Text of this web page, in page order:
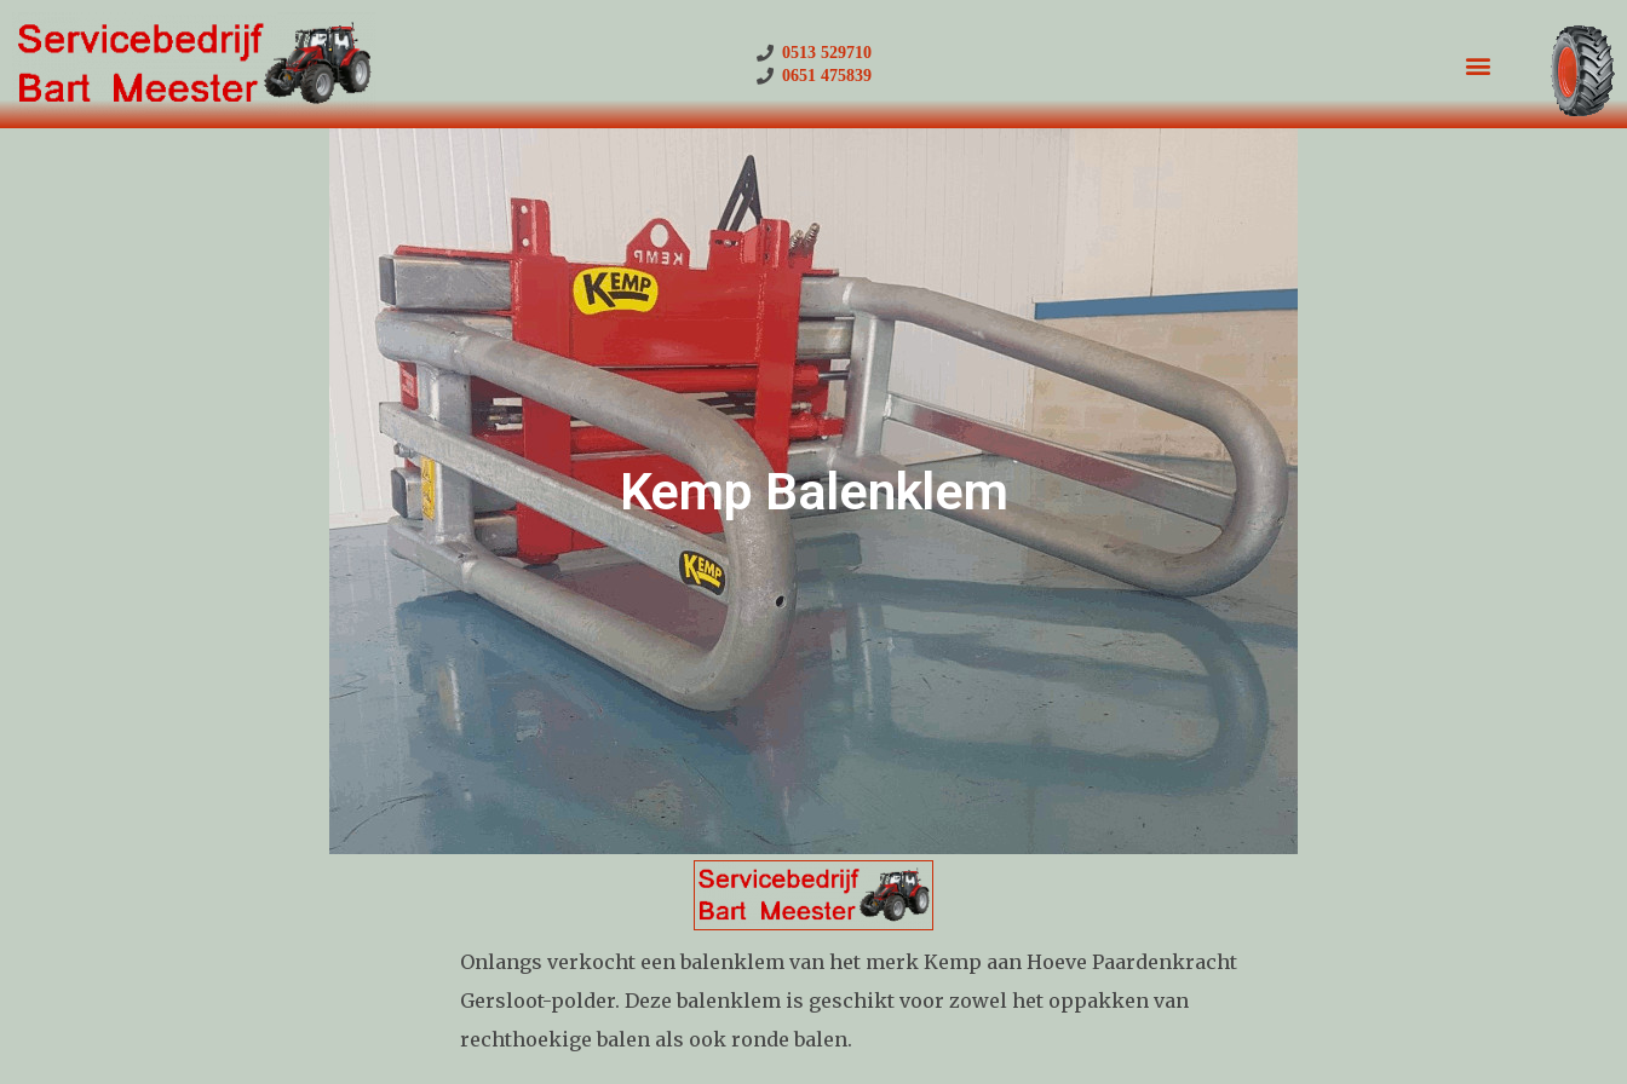
0513 529710
0651 475839
Kemp Balenklem
Onlangs verkocht een balenklem van het merk Kemp aan Hoeve Paardenkracht
Gersloot-polder. Deze balenklem is geschikt voor zowel het oppakken van
rechthoekige balen als ook ronde balen.